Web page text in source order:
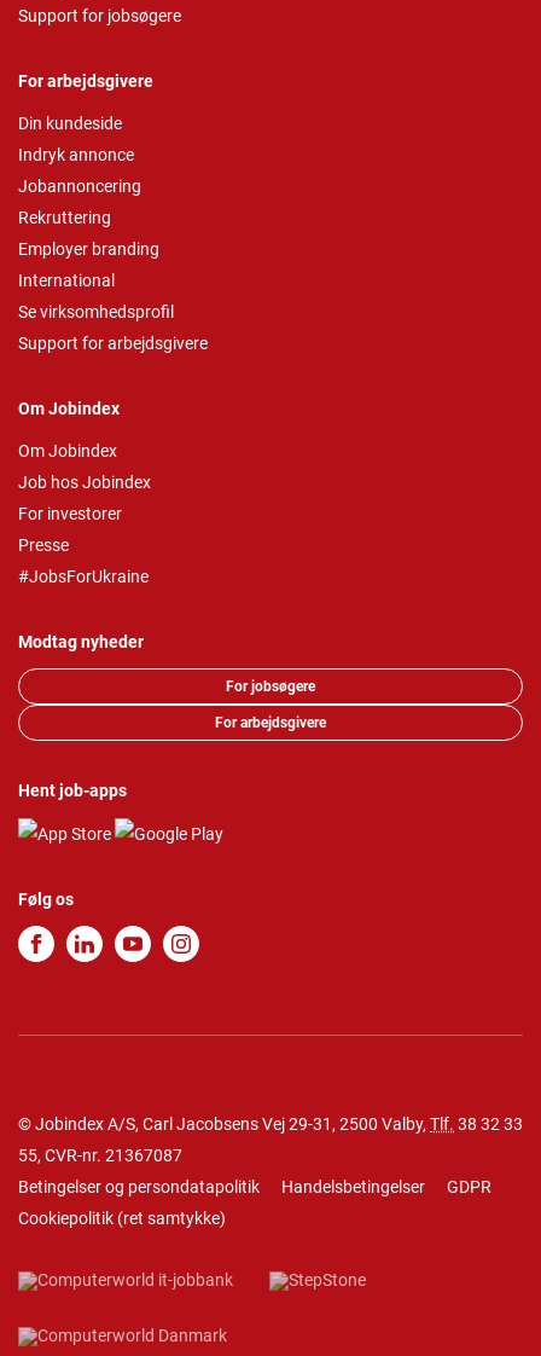
Support for jobsøgere
For arbejdsgivere
Din kundeside
Indryk annonce
Jobannoncering
Rekruttering
Employer branding
International
Se virksomhedsprofil
Support for arbejdsgivere
Om Jobindex
Om Jobindex
Job hos Jobindex
For investorer
Presse
#JobsForUkraine
Modtag nyheder
For jobsøgere
For arbejdsgivere
Hent job-apps
Følg os
© Jobindex A/S, Carl Jacobsens Vej 29-31, 2500 Valby, Tlf. 38 32 33
55, CVR-nr. 21367087
Betingelser og persondatapolitik
Handelsbetingelser
GDPR
Cookiepolitik (ret samtykke)